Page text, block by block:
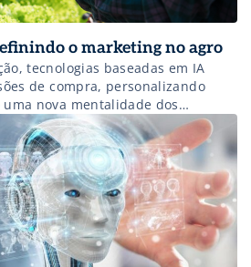
o marketing no agro
tecnologias baseadas em IA
de compra, personalizando
nova mentalidade dos